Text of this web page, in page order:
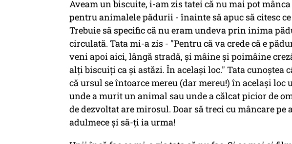
Aveam un biscuite, i-am zis tatei că nu mai pot
pentru animalele pădurii - înainte să apuc să citesc
Trebuie să specific că nu eram undeva prin inima
circulată. Tata mi-a zis - "Pentru că va crede că e
veni apoi aici, lângă stradă, și mâine și poimâine
alți biscuiți ca și astăzi. În același loc." Tata cunoștea
că ursul se întoarce mereu (dar mereu!) în același loc
unde a murit un animal sau unde a călcat picior de
de dezvoltat are mirosul. Doar să treci cu mâncare pe
adulmece și să-ți ia urma!